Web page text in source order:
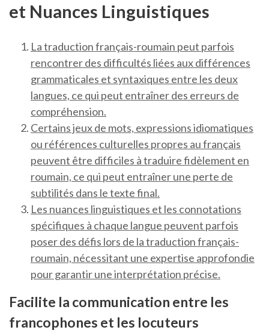
et Nuances Linguistiques
La traduction français-roumain peut parfois
rencontrer des difficultés liées aux différences
grammaticales et syntaxiques entre les deux
langues, ce qui peut entraîner des erreurs de
compréhension.
Certains jeux de mots, expressions idiomatiques
ou références culturelles propres au français
peuvent être difficiles à traduire fidèlement en
roumain, ce qui peut entraîner une perte de
subtilités dans le texte final.
Les nuances linguistiques et les connotations
spécifiques à chaque langue peuvent parfois
poser des défis lors de la traduction français-
roumain, nécessitant une expertise approfondie
pour garantir une interprétation précise.
Facilite la communication entre les
francophones et les locuteurs